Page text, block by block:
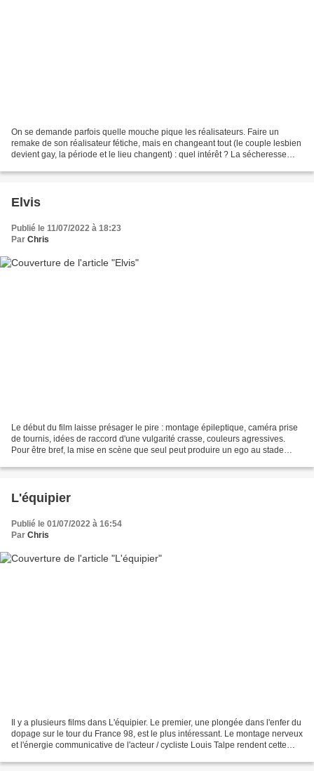
On se demande parfois quelle mouche pique les réalisateurs. Faire un
remake de son réalisateur fétiche, mais en changeant tout (le couple lesbien
devient gay, la période et le lieu changent) : quel intérêt ? La sécheresse
Elvis
Publié le 11/07/2022 à 18:23
Par Chris
Le début du film laisse présager le pire : montage épileptique, caméra prise
de tournis, idées de raccord d'une vulgarité crasse, couleurs agressives.
Pour être bref, la mise en scène que seul peut produire un ego au stade
L'équipier
Publié le 01/07/2022 à 16:54
Par Chris
Il y a plusieurs films dans L'équipier. Le premier, une plongée dans l'enfer du
dopage sur le tour du France 98, est le plus intéressant. Le montage nerveux
et l'énergie communicative de l'acteur / cycliste Louis Talpe rendent cette